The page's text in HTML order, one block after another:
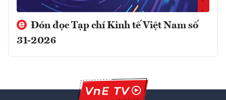
Đón đọc Tạp chí Kinh tế Việt Nam số
31-2026